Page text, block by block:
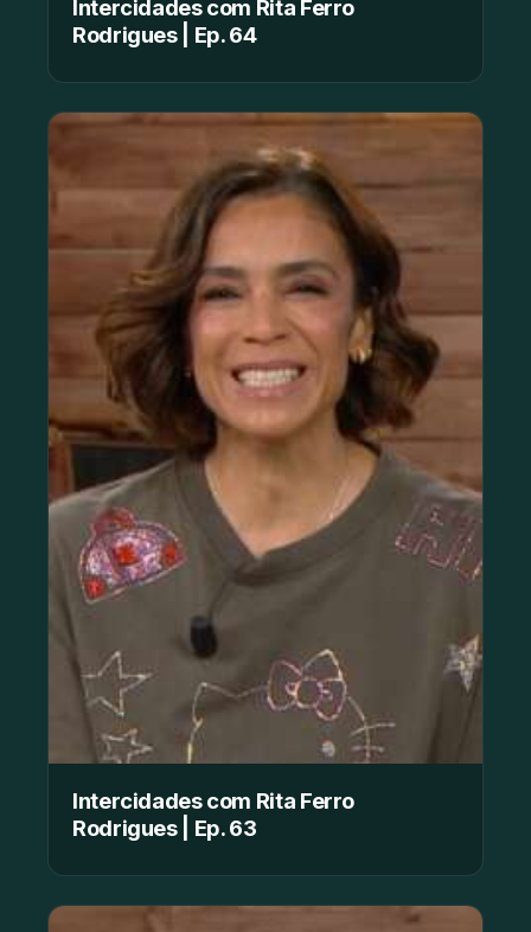
Intercidades com Rita Ferro
Rodrigues | Ep. 64
Intercidades com Rita Ferro
Rodrigues | Ep. 63